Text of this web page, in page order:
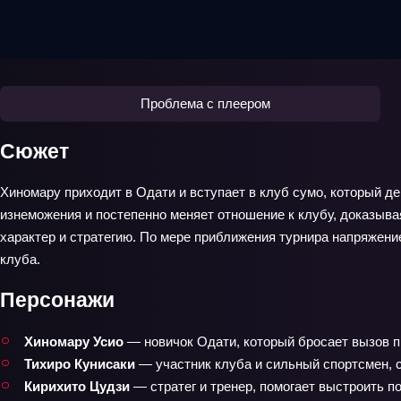
Проблема с плеером
Сюжет
Хиномару приходит в Одати и вступает в клуб сумо, который
изнеможения и постепенно меняет отношение к клубу,
характер и стратегию. По мере приближения турнира
клуба.
Персонажи
Хиномару Усио — новичок Одати, который бросает вызов
Тихиро Кунисаки — участник клуба и сильный спортсмен,
Кирихито Цудзи — стратег и тренер, помогает выстроить